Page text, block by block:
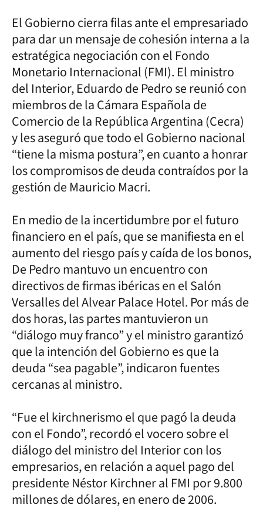
El Gobierno cierra filas ante el empresariado
para dar un mensaje de cohesión interna a la
estratégica negociación con el Fondo
Monetario Internacional (FMI). El ministro
del Interior, Eduardo de Pedro se reunió con
miembros de la Cámara Española de
Comercio de la República Argentina (Cecra)
y les aseguró que todo el Gobierno nacional
“tiene la misma postura”, en cuanto a honrar
los compromisos de deuda contraídos por la
gestión de Mauricio Macri.
En medio de la incertidumbre por el futuro
financiero en el país, que se manifiesta en el
aumento del riesgo país y caída de los bonos,
De Pedro mantuvo un encuentro con
directivos de firmas ibéricas en el Salón
Versalles del Alvear Palace Hotel. Por más de
dos horas, las partes mantuvieron un
“diálogo muy franco” y el ministro garantizó
que la intención del Gobierno es que la
deuda “sea pagable”, indicaron fuentes
cercanas al ministro.
“Fue el kirchnerismo el que pagó la deuda
con el Fondo”, recordó el vocero sobre el
diálogo del ministro del Interior con los
empresarios, en relación a aquel pago del
presidente Néstor Kirchner al FMI por 9.800
millones de dólares, en enero de 2006.